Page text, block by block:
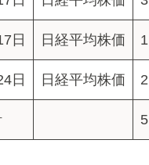
日 日経平均株価 1
日 日経平均株価 2